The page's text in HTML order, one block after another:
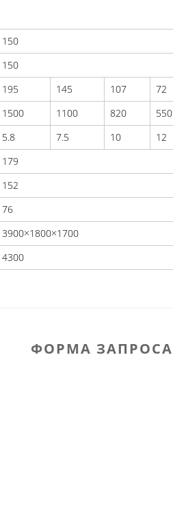
150
150
195 145 107 72
1500 1100 820 550
5.8 7.5 10 12
179
152
76
3900×1800×1700
4300
ФОРМА ЗАПРОСА